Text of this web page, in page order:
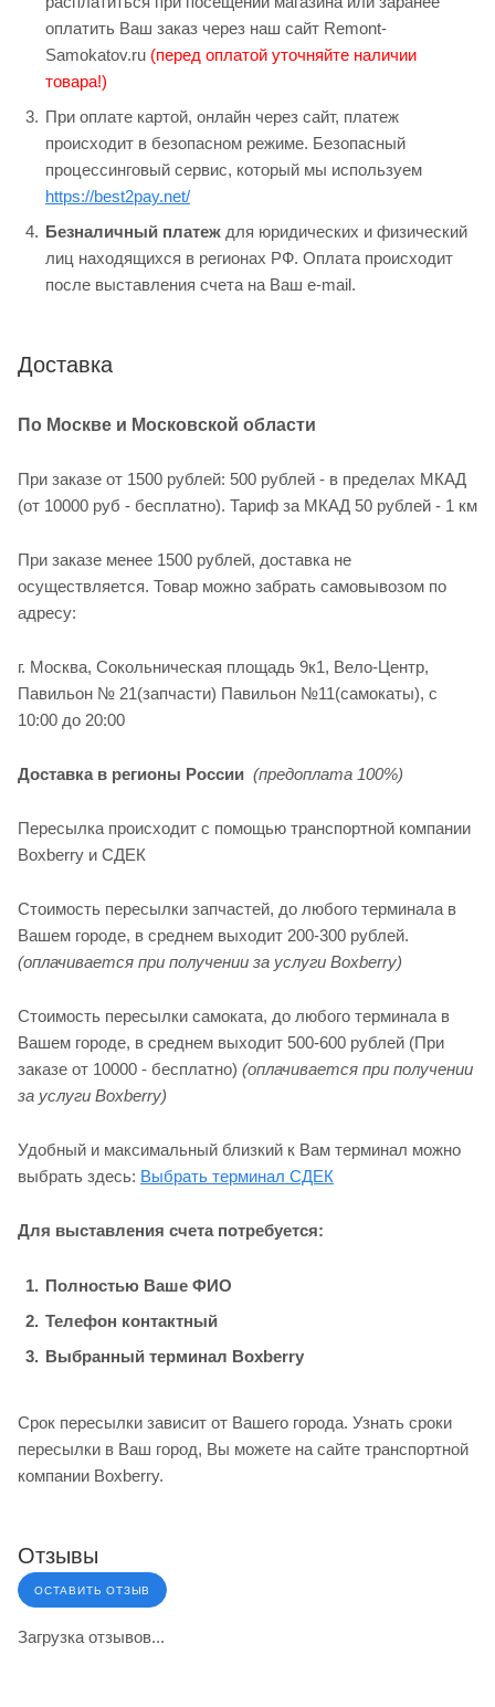
оплатить Ваш заказ через наш сайт Remont-
Samokatov.ru (перед оплатой уточняйте наличии
товара!)
При оплате картой, онлайн через сайт, платеж
происходит в безопасном режиме. Безопасный
процессинговый сервис, который мы используем
https://best2pay.net/
Безналичный платеж для юридических и физический
лиц находящихся в регионах РФ. Оплата происходит
после выставления счета на Ваш e-mail.
Доставка
По Москве и Московской области
При заказе от 1500 рублей: 500 рублей - в пределах МКАД
(от 10000 руб - бесплатно). Тариф за МКАД 50 рублей - 1 км
При заказе менее 1500 рублей, доставка не
осуществляется. Товар можно забрать самовывозом по
адресу:
г. Москва, Сокольническая площадь 9к1, Вело-Центр,
Павильон № 21(запчасти) Павильон №11(cамокаты), с
10:00 до 20:00
Доставка в регионы России (предоплата 100%)
Пересылка происходит с помощью транспортной компании
Boxberry и СДЕК
Стоимость пересылки запчастей, до любого терминала в
Вашем городе, в среднем выходит 200-300 рублей.
(оплачивается при получении за услуги Boxberry)
Стоимость пересылки самоката, до любого терминала в
Вашем городе, в среднем выходит 500-600 рублей (При
заказе от 10000 - бесплатно) (оплачивается при получении
за услуги Boxberry)
Удобный и максимальный близкий к Вам терминал можно
выбрать здесь: Выбрать терминал СДЕК
Для выставления счета потребуется:
Полностью Ваше ФИО
Телефон контактный
Выбранный терминал Boxberry
Срок пересылки зависит от Вашего города. Узнать сроки
пересылки в Ваш город, Вы можете на сайте транспортной
компании Boxberry.
Отзывы
ОСТАВИТЬ ОТЗЫВ
Загрузка отзывов...